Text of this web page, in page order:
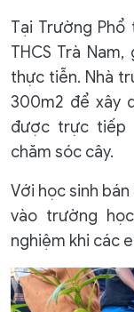
Tại Trường
THCS Trà
thực tiễn. Nhà
300m2 để xây
được trực tiếp
chăm sóc cây.
Với học sinh
vào trường
nghiệm khi các